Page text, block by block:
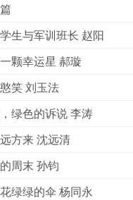
生与军训班长 赵阳
颗幸运星 郝璇
笑 刘玉法
绿色的诉说 李涛
方来 沈远清
周末 孙钧
绿绿的伞 杨同永